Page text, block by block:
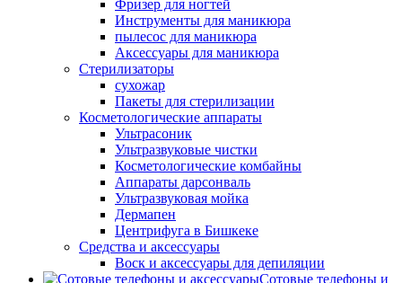
Фризер для ногтей
Инструменты для маникюра
пылесос для маникюра
Аксессуары для маникюра
Стерилизаторы
сухожар
Пакеты для стерилизации
Косметологические аппараты
Ультрасоник
Ультразвуковые чистки
Косметологические комбайны
Аппараты дарсонваль
Ультразвуковая мойка
Дермапен
Центрифуга в Бишкеке
Средства и аксессуары
Воск и аксессуары для депиляции
Сотовые телефоны и